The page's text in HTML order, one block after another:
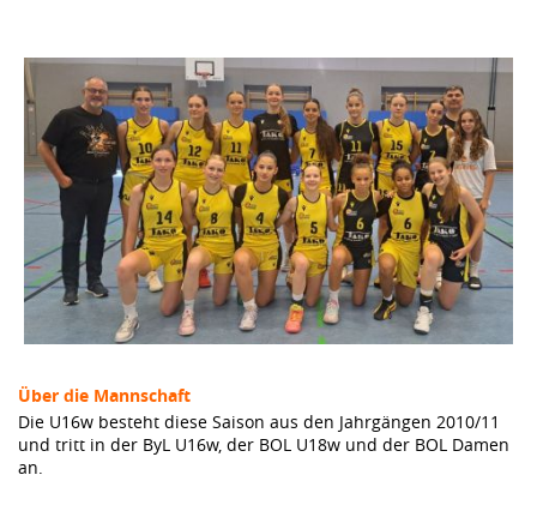
Über die Mannschaft
Die U16w besteht diese Saison aus den Jahrgängen 2010/11
und tritt in der ByL U16w, der BOL U18w und der BOL Damen
an.